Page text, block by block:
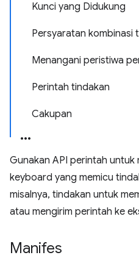
Kunci yang Didukung
Persyaratan kombinasi
Menangani peristiwa
Perintah tindakan
Cakupan
Gunakan API perintah untuk
keyboard yang memicu
misalnya, tindakan untuk
atau mengirim perintah ke
Manifes